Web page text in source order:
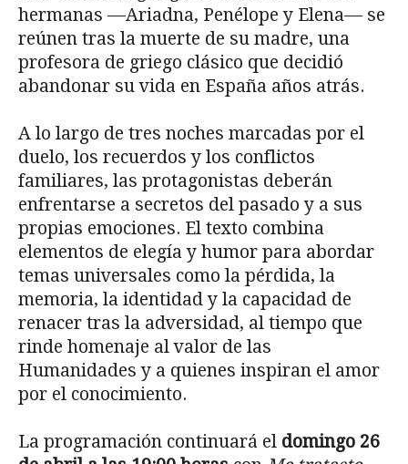
hermanas —Ariadna, Penélope y Elena— se
reúnen tras la muerte de su madre, una
profesora de griego clásico que decidió
abandonar su vida en España años atrás.
A lo largo de tres noches marcadas por el
duelo, los recuerdos y los conflictos
familiares, las protagonistas deberán
enfrentarse a secretos del pasado y a sus
propias emociones. El texto combina
elementos de elegía y humor para abordar
temas universales como la pérdida, la
memoria, la identidad y la capacidad de
renacer tras la adversidad, al tiempo que
rinde homenaje al valor de las
Humanidades y a quienes inspiran el amor
por el conocimiento.
La programación continuará el domingo 26